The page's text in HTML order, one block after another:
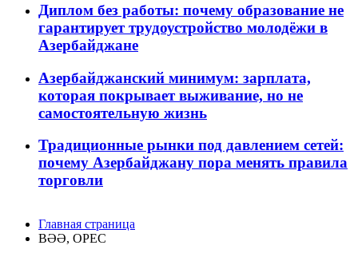
Диплом без работы: почему образование не
гарантирует трудоустройство молодёжи в
Азербайджане
Азербайджанский минимум: зарплата,
которая покрывает выживание, но не
самостоятельную жизнь
Традиционные рынки под давлением сетей:
почему Азербайджану пора менять правила
торговли
Главная страница
BƏƏ, OPEC